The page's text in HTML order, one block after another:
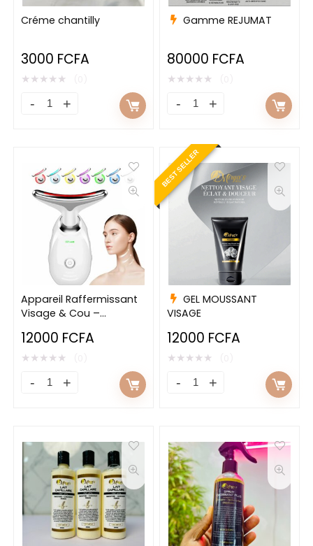
Créme chantilly
3000 FCFA
★★★★★
Gamme REJUMAT
80000 FCFA
★★★★★
Appareil Raffermissant
Visage & Cou –
LED
12000 FCFA
★★★★★
BEST SELLER
GEL MOUSSANT
VISAGE
12000 FCFA
★★★★★